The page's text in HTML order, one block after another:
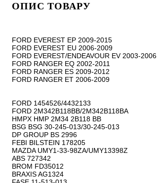
ОПИС ТОВАРУ
FORD EVEREST EP 2009-2015
FORD EVEREST EU 2006-2009
FORD EVEREST/ENDEAVOUR EV 2003-2006
FORD RANGER EQ 2002-2011
FORD RANGER ES 2009-2012
FORD RANGER ET 2006-2009
FORD 1454526/4432133
FORD 2M342B118BB/2M342B118BA
HMPX HMP 2M34 2B118 BB
BSG BSG 30-245-013/30-245-013
DP GROUP BS 2996
FEBI BILSTEIN 178205
MAZDA UMY1-33-98ZA/UMY13398Z
ABS 727342
BROM FD35012
BRAXIS AG1324